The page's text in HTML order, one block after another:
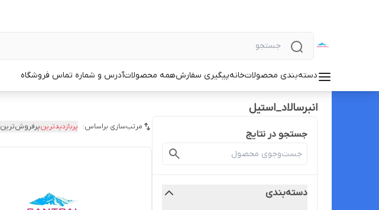
دسته‌بندی محصولاتخانهپیگیری سفارشهمه محصولاتآدرس و شماره تماس فروشگاه
انبرسالاد_استیل
جستجو در نتایج
دسته‌بندی
مرتب‌سازی براساس: پربازدیدترینپرفروش‌ترین